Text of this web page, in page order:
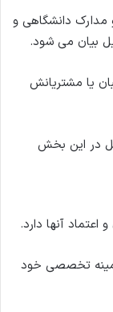
مدارک دانشگاهی و
بیان می شود.
یا مشتریانش
در این بخش
آنها دارد.
زمینه تخصصی خود